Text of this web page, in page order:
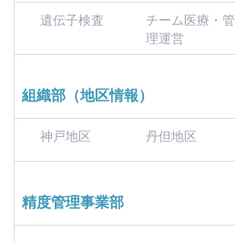
遺伝子検査
チーム医療・管
理運営
組織部（地区情報）
神戸地区 丹但地区
精度管理事業部